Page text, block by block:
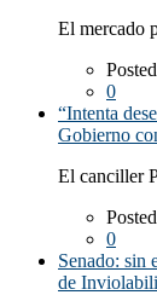
El mercado
0
“Intenta
Gobierno
El canciller
0
Senado: sin
de